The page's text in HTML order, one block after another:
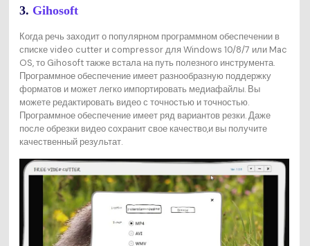
3. Gihosoft
Когда речь заходит о популярном программном обеспечении в
списке video cutter и compressor для Windows 10/8/7 или Mac
OS, то Gihosoft также встала на путь полезного инструмента.
Программное обеспечение имеет разнообразную поддержку
форматов и может легко импортировать медиафайлы. Вы
можете редактировать видео с точностью и точностью.
Программное обеспечение имеет ряд вариантов резки. Даже
после обрезки видео сохранит свое качество,и вы получите
качественный результат.